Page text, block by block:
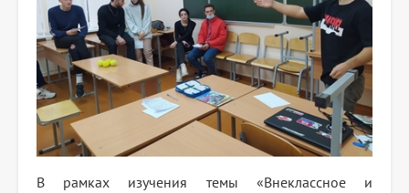
В рамках изучения темы «Внеклассное и